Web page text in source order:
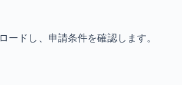
ードし、申請条件を確認します。